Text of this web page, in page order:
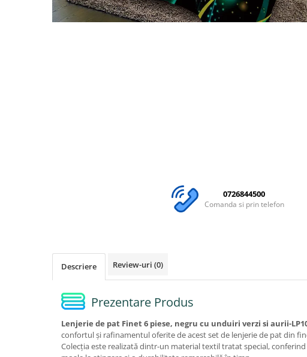
0726844500
Comanda si prin telefon
Descriere Review-uri (0)
Prezentare Produs
Lenjerie de pat Finet 6 piese, negru cu unduiri verzi si aurii-
confortul și rafinamentul oferite de acest set de lenjerie de pat din
Colecția este realizată dintr-un material textil tratat special,